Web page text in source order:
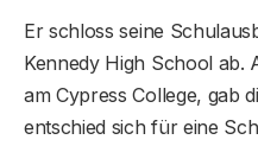
Er schloss seine
Kennedy High School ab.
am Cypress College, gab
entschied sich für eine